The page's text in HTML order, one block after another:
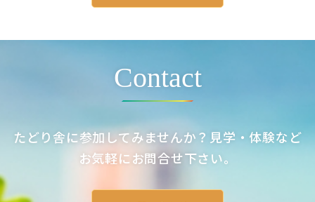
シ
Contact
たどり舎に参加してみませんか？見学・体験など
お気軽にお問合せ下さい。